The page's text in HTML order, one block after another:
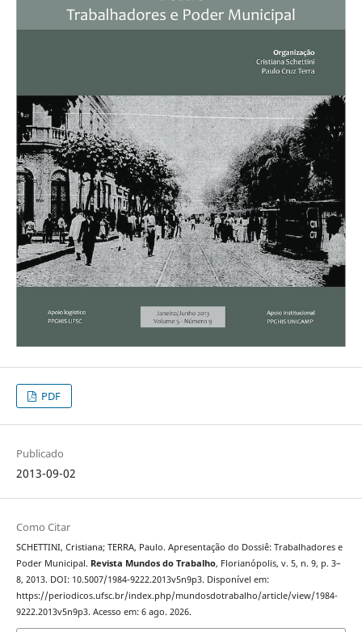
PDF
Publicado
2013-09-02
Como Citar
SCHETTINI, Cristiana; TERRA, Paulo. Apresentação do Dossiê: Trabalhadores e
Poder Municipal. Revista Mundos do Trabalho, Florianópolis, v. 5, n. 9, p. 3–
8, 2013. DOI: 10.5007/1984-9222.2013v5n9p3. Disponível em:
https://periodicos.ufsc.br/index.php/mundosdotrabalho/article/view/1984-
9222.2013v5n9p3. Acesso em: 6 ago. 2026.